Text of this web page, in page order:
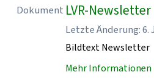
Dokument LVR-Newsletter
Letzte Änderung: 6.
Bildtext Newsletter
Mehr Informationen